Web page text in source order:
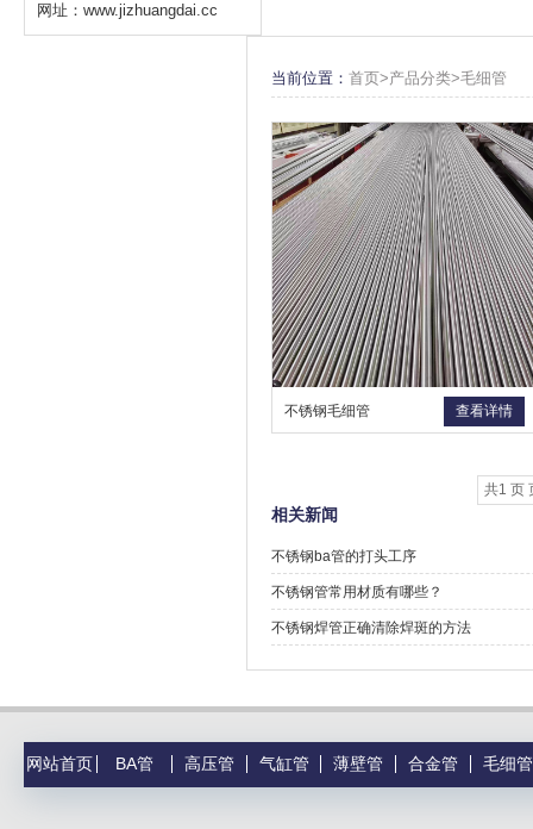
网址：www.jizhuangdai.cc
当前位置：首页>产品分类>毛细管
不锈钢毛细管 查看详情
共1 页
相关新闻
不锈钢ba管的打头工序
不锈钢管常用材质有哪些？
不锈钢焊管正确清除焊斑的方法
网站首页 BA管 高压管 气缸管 薄壁管 合金管 毛细管